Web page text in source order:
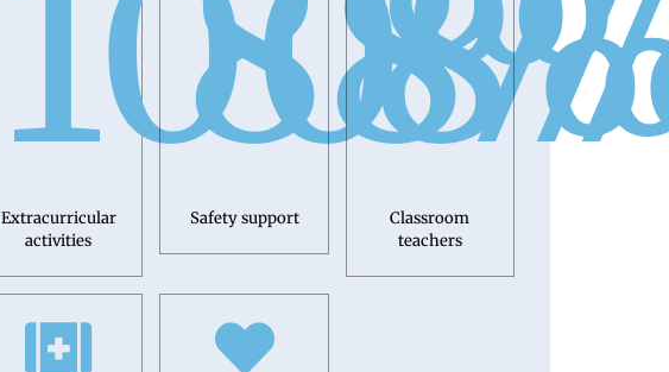
Extracurricular
activities
Safety support
Classroom
teachers